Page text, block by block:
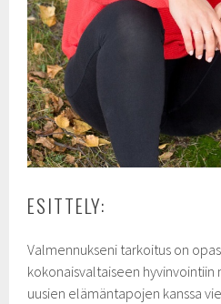
ESITTELY:
Valmennukseni tarkoitus on
kokonaisvaltaiseen
uusien elämäntapojen kanssa